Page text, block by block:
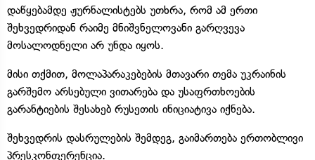
დაწყებამდე ჟურნალისტებს უთხრა, რომ ამ ერთი
შეხვედრიდან რაიმე მნიშვნელოვანი გარღვევა
მოსალოდნელი არ უნდა იყოს.
მისი თქმით, მოლაპარაკებების მთავარი თემა უკრაინის
გარშემო არსებული ვითარება და უსაფრთხოების
გარანტიების შესახებ რუსეთის ინიციატივა იქნება.
შეხვედრის დასრულების შემდეგ, გაიმართება ერთობლივი
პრესკონფერენცია.